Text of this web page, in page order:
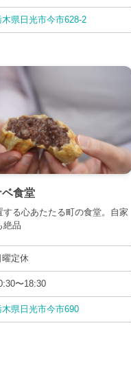
木県日光市今市628-2
ベ食堂
する心あたたる町の食堂。自家
絶品
曜定休
〜18:30
木県日光市今市690